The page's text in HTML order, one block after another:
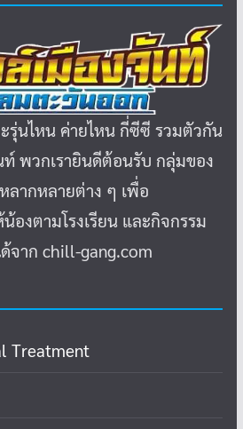
รุ่นไหน ค่ายไหน กี่ซีซี รวมตัวกัน
พวกเรายินดีต้อนรับ กลุ่มของ
ลากหลายต่าง ๆ เพื่อ
องตามโรงเรียน และกิจกรรม
จาก chill-gang.com
Treatment